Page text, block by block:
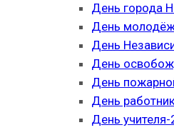
День города
День
День
День
День
День
День